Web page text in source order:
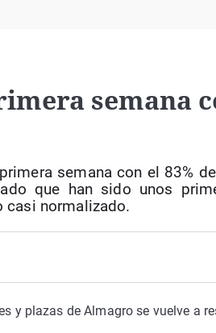
semana
semana con el 83%
que han sido unos
casi normalizado.
y plazas de Almagro se vuelve a